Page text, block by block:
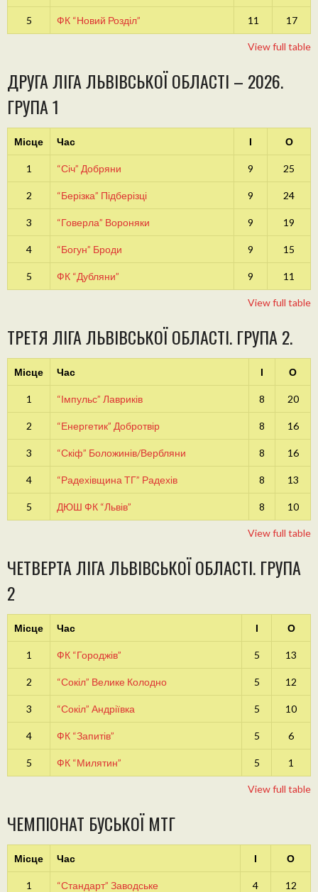
5 ФК “Новий Розділ” 11 17
View full table
ДРУГА ЛІГА ЛЬВІВСЬКОЇ ОБЛАСТІ – 2026.
ГРУПА 1
Місце Час І О
1 “Січ” Добряни 9 25
2 “Берізка” Підберізці 9 24
3 “Говерла” Вороняки 9 19
4 “Богун” Броди 9 15
5 ФК “Дубляни” 9 11
View full table
ТРЕТЯ ЛІГА ЛЬВІВСЬКОЇ ОБЛАСТІ. ГРУПА 2.
Місце Час І О
1 “Імпульс” Лавриків 8 20
2 “Енергетик” Добротвір 8 16
3 “Скіф” Боложинів/Вербляни 8 16
4 “Радехівщина ТГ” Радехів 8 13
5 ДЮШ ФК “Львів” 8 10
View full table
ЧЕТВЕРТА ЛІГА ЛЬВІВСЬКОЇ ОБЛАСТІ. ГРУПА
2
Місце Час І О
1 ФК “Городжів” 5 13
2 “Сокіл” Велике Колодно 5 12
3 “Сокіл” Андріївка 5 10
4 ФК “Запитів” 5 6
5 ФК “Милятин” 5 1
View full table
ЧЕМПІОНАТ БУСЬКОЇ МТГ
Місце Час І О
1 “Стандарт” Заводське 4 12